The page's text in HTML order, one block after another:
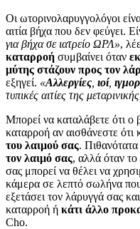
Οι ωτορινολαρυγγολόγοι
αιτία βήχα που δεν φεύγει.
για βήχα σε ιατρείο ΩΡΛ»,
καταρροή συμβαίνει όταν
μύτης στάζουν προς τον
εξηγεί. «Αλλεργίες ιοί,
τυπικές αιτίες της
Μπορεί να καταλάβετε ότι ο
καταρροή αν αισθάνεστε ότι
του λαιμού σας. Πιθανότατα
τον λαιμό σας, αλλά όταν το
σας μπορεί να θέλει να
κάμερα σε λεπτό σωλήνα που
εξετάσει τον λάρυγγά σας
καταρροή ή κάτι άλλο
Cho.